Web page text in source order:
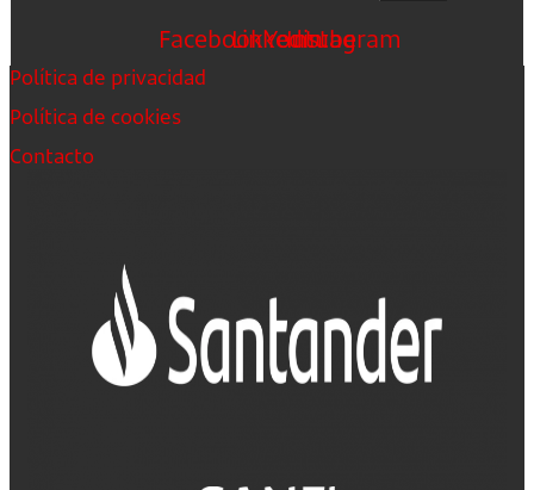
FacebookLinkedin
Youtube
Instagram
Política de privacidad
Política de cookies
Contacto